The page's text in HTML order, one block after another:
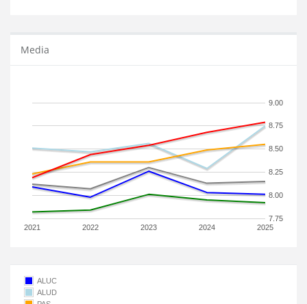
Media
2021 2022 2023 2024 2025
7.75
8.00
8.25
8.50
8.75
9.00
ALUC
ALUD